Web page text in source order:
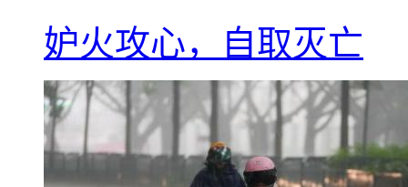
妒火攻心，自取灭亡